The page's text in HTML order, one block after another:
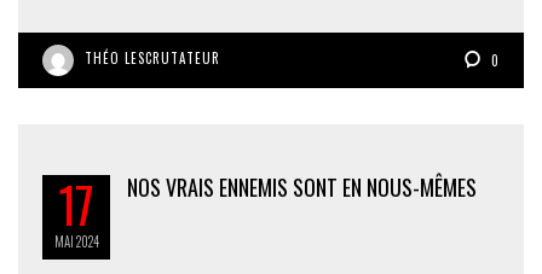
THÉO LESCRUTATEUR 0
17
MAI2024
NOS VRAIS ENNEMIS SONT EN NOUS-MÊMES